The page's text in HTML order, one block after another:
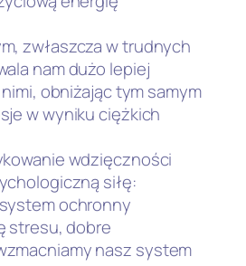
zwłaszcza w trudnych
nam dużo lepiej
obniżając tym samym
w wyniku ciężkich
wdzięczności
siłę:
ochronny
stresu, dobre
nasz system